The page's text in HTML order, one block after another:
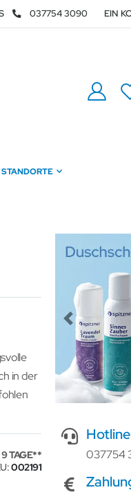
037754 3090 EIN
STANDORTE
in der
9 TAGE
002191
Previous
Hotline
037754